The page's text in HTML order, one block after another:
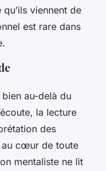
viennent de
est rare dans
au-delà du
la lecture
des
au cœur de toute
mentaliste ne lit